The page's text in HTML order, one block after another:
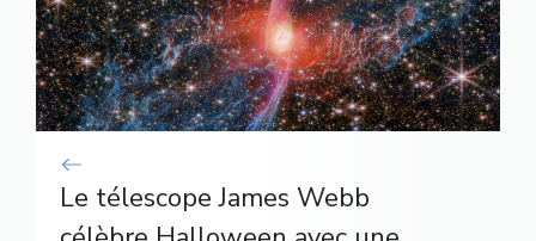
Le télescope James Webb